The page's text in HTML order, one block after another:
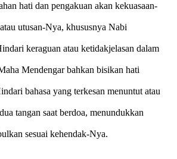
hati dan pengakuan akan kekuasaan-
utusan-Nya, khususnya Nabi
keraguan atau ketidakjelasan dalam
Mendengar bahkan bisikan hati
bahasa yang terkesan menuntut atau
tangan saat berdoa, menundukkan
sesuai kehendak-Nya.